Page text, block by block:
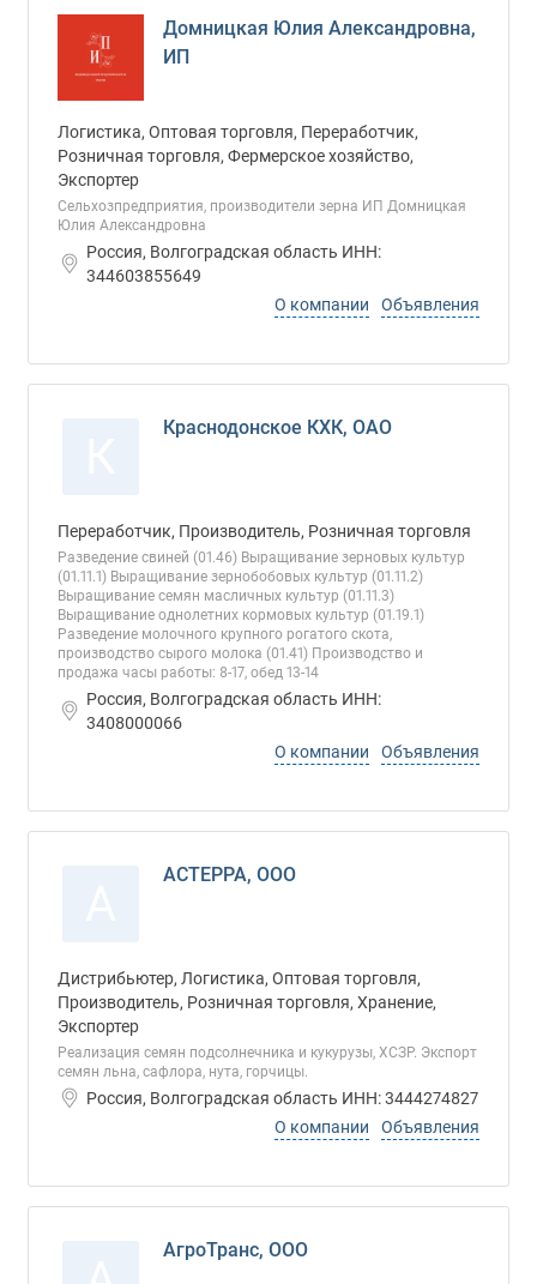
Домницкая Юлия Александровна,
ИП
Логистика, Оптовая торговля, Переработчик,
Розничная торговля, Фермерское хозяйство,
Экспортер
Сельхозпредприятия, производители зерна ИП Домницкая
Юлия Александровна
Россия, Волгоградская область ИНН:
344603855649
О компании
Объявления
Краснодонское КХК, ОАО
Переработчик, Производитель, Розничная торговля
Разведение свиней (01.46) Выращивание зерновых культур
(01.11.1) Выращивание зернобобовых культур (01.11.2)
Выращивание семян масличных культур (01.11.3)
Выращивание однолетних кормовых культур (01.19.1)
Разведение молочного крупного рогатого скота,
производство сырого молока (01.41) Производство и
продажа часы работы: 8-17, обед 13-14
Россия, Волгоградская область ИНН:
3408000066
О компании
Объявления
АСТЕРРА, ООО
Дистрибьютер, Логистика, Оптовая торговля,
Производитель, Розничная торговля, Хранение,
Экспортер
Реализация семян подсолнечника и кукурузы, ХСЗР. Экспорт
семян льна, сафлора, нута, горчицы.
Россия, Волгоградская область ИНН: 3444274827
О компании
Объявления
АгроТранс, ООО